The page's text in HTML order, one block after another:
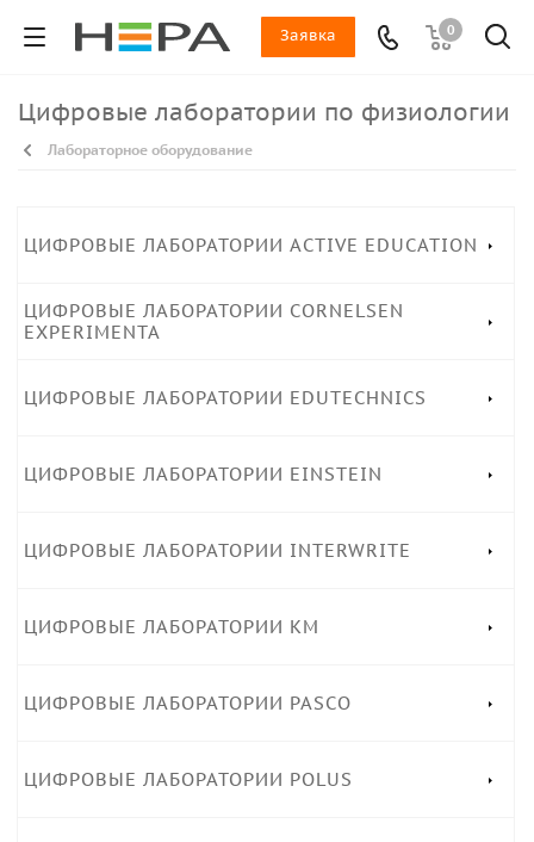
0
Заявка
Цифровые лаборатории по физиологии
Лабораторное оборудование
ЦИФРОВЫЕ ЛАБОРАТОРИИ ACTIVE EDUCATION
ЦИФРОВЫЕ ЛАБОРАТОРИИ CORNELSEN
EXPERIMENTA
ЦИФРОВЫЕ ЛАБОРАТОРИИ EDUTECHNICS
ЦИФРОВЫЕ ЛАБОРАТОРИИ EINSTEIN
ЦИФРОВЫЕ ЛАБОРАТОРИИ INTERWRITE
ЦИФРОВЫЕ ЛАБОРАТОРИИ KM
ЦИФРОВЫЕ ЛАБОРАТОРИИ PASCO
ЦИФРОВЫЕ ЛАБОРАТОРИИ POLUS